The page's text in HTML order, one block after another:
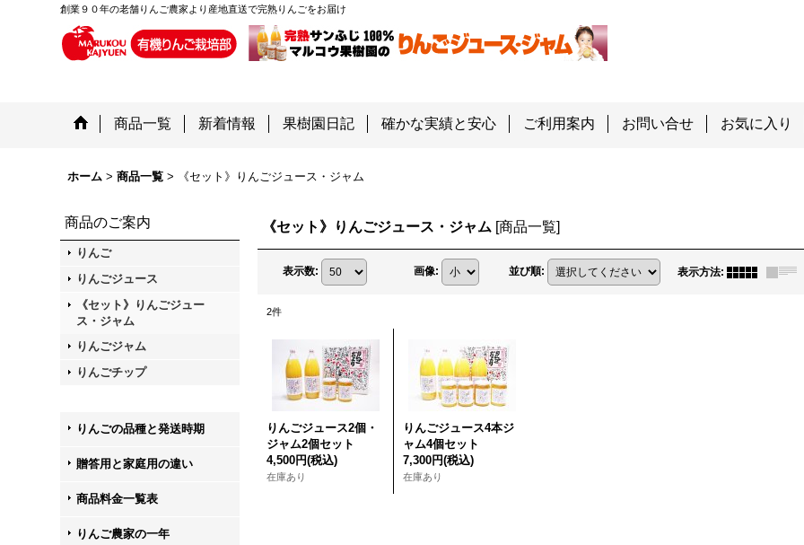
創業９０年の老舗りんご農家より産地直送で完熟りんごをお届け
商品一覧 新着情報 果樹園日記 確かな実績と安心 ご利用案内 お問い合せ お気に入り
ホーム > 商品一覧 > 《セット》りんごジュース・ジャム
商品のご案内
りんご
りんごジュース
《セット》りんごジュー
ス・ジャム
りんごジャム
りんごチップ
りんごの品種と発送時期
贈答用と家庭用の違い
商品料金一覧表
りんご農家の一年
《セット》りんごジュース・ジャム [商品一覧]
表示数: 画像: 並び順: 表示方法:
2件
りんごジュース2個・
ジャム2個セット
4,500円(税込)
在庫あり
りんごジュース4本ジ
ャム4個セット
7,300円(税込)
在庫あり